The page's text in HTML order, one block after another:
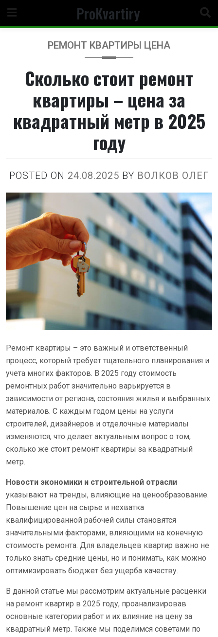
содержимому
ProKvartiry
РЕМОНТ КВАРТИРЫ ЦЕНА
Сколько стоит ремонт
квартиры – цена за
квадратный метр в 2025
году
POSTED ON 24.08.2025 BY ВОЛКОВ ОЛЕГ
Ремонт квартиры – это важный и ответственный
процесс, который требует тщательного планирования и
учета многих факторов. В 2025 году стоимость
ремонтных работ значительно варьируется в
зависимости от региона, состояния жилья и выбранных
материалов. С каждым годом цены на услуги
строителей, дизайнеров и отделочные материалы
изменяются, что делает актуальным вопрос о том,
сколько же стоит ремонт квартиры за квадратный
метр.
Новости экономики и строительной отрасли
указывают на тренды, влияющие на ценообразование.
Повышение цен на сырье и нехватка
квалифицированной рабочей силы становятся
значительными факторами, влияющими на конечную
стоимость ремонта. Для владельцев квартир важно не
только знать средние цены, но и понимать, как можно
оптимизировать бюджет без ущерба качеству.
В данной статье мы рассмотрим актуальные расценки
на ремонт квартир в 2025 году, проанализировав
основные категории работ и их влияние на цену за
квадратный метр. Также мы поделимся советами по